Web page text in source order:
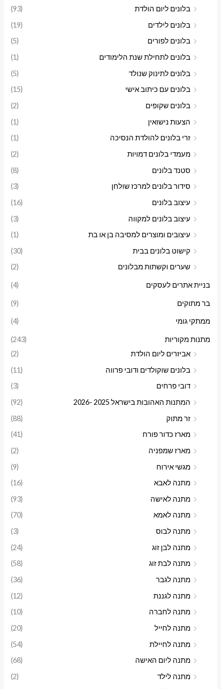
בלונים ליום הולדת
(93)
בלונים לילדים
(19)
בלונים לפורים
(5)
בלונים לתחילת שנת הלימודים
(1)
בלונים לתינוק שנולד
(5)
בלונים עם כיתוב אישי
(15)
בלונים שקופים
(2)
הצעות נישואין
(1)
זרי בלונים להולדת הנסיכה
(1)
מעמדי בלונים דמויות
(2)
סטנד בלונים
(8)
סידור בלונים למרכז שולחן
(3)
עיצוב בלונים
(16)
עיצוב בלונים למקווה
(3)
עיצובים ומוצרים למסיבה בן או בת
(1)
קישוט בלונים בבית
(30)
שערים וקשתות מבלונים
(2)
בניית אתרים לעסקים (4)
בר מתוקים (9)
ממתקי גומי (4)
מתנות מקוריות
(243)
אביזרים ליום הולדת
(2)
בלונים שוקולדים ודובי פרווה
(11)
דובי פרחים
(3)
המתנות האהובות בישראל 2025 -2026
(92)
זר מתוק
(88)
מארז כדור פורח
(41)
מארז שמפניה
(2)
מגשי אירוח
(9)
מתנה לאבא
(16)
מתנה לאישה
(93)
מתנה לאמא
(70)
מתנה לבוס
(3)
מתנה לבן זוג
(24)
מתנה לבת זוג
(58)
מתנה לגבר
(36)
מתנה לגננת
(12)
מתנה לחברה
(10)
מתנה לחייל
(20)
מתנה לחיילת
(54)
מתנה ליום האישה
(68)
מתנה לילד
(2)